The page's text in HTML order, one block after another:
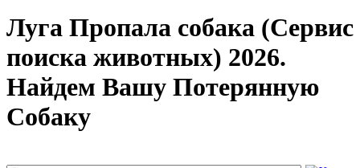
Луга Пропала собака (Сервис
поиска животных) 2026.
Найдем Вашу Потерянную
Собаку